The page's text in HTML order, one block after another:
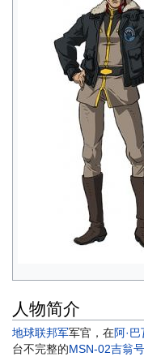
人物简介
地球联邦军军官，在阿·巴
台不完整的MSN-02吉翁号